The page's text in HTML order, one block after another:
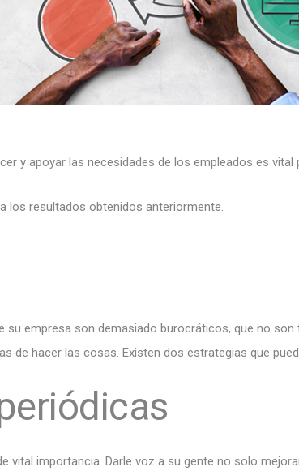
y apoyar las necesidades de los empleados es vital
los resultados obtenidos anteriormente.
su empresa son demasiado burocráticos, que no
de hacer las cosas. Existen dos estrategias que
vital importancia. Darle voz a su gente no solo